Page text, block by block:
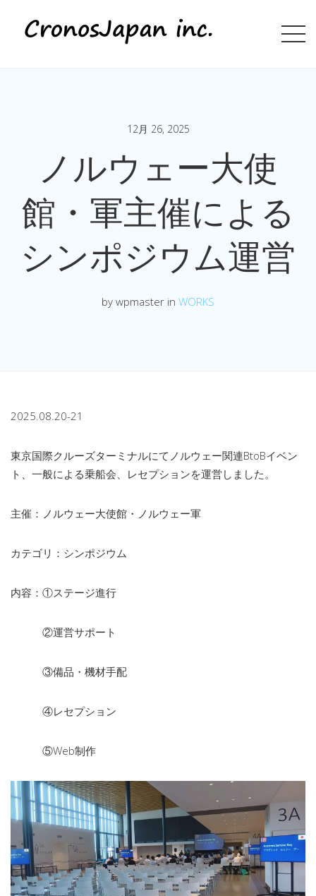
12月 26, 2025
ノルウェー大使
館・軍主催による
シンポジウム運営
by wpmaster in WORKS
2025.08.20-21
東京国際クルーズターミナルにてノルウェー関連BtoBイベン
ト、一般による乗船会、レセプションを運営しました。
主催：ノルウェー大使館・ノルウェー軍
カテゴリ：シンポジウム
内容：①ステージ進行
②運営サポート
③備品・機材手配
④レセプション
⑤Web制作